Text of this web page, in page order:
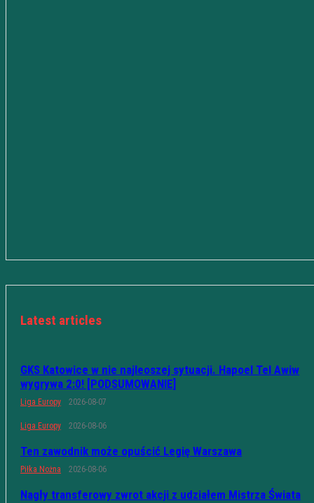
Latest articles
GKS Katowice w nie najleoszej sytuacji. Hapoel Tel Awiw
wygrywa 2:0! [PODSUMOWANIE]
Liga Europy 2026-08-07
Liga Europy 2026-08-06
Ten zawodnik może opuścić Legię Warszawa
Piłka Nożna 2026-08-06
Nagły transferowy zwrot akcji z udziałem Mistrza Świata